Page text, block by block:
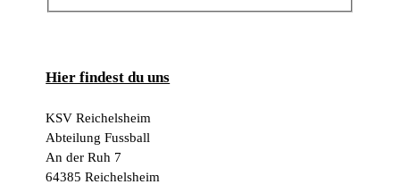
Hier findest du uns
KSV Reichelsheim
Abteilung Fussball
An der Ruh 7
64385 Reichelsheim